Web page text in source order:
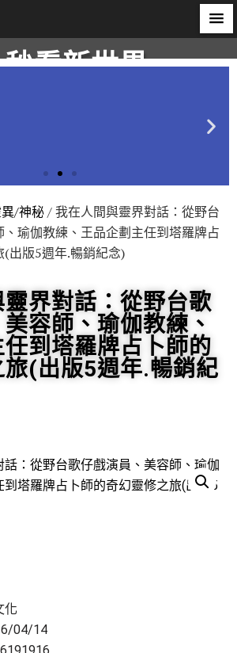
看新世界
/神秘/ 我在人間與靈界對話：從野台
瑜伽教練、王品企劃主任到塔羅牌占
(出版5週年.暢銷紀念)
界對話：從野台歌
容師、瑜伽教練、
到塔羅牌占卜師的
(出版5週年.暢銷紀
化
04/14